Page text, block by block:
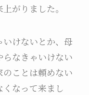
がりました。
けないとか、母
なきゃいけない
のことは頼めない
なって来まし